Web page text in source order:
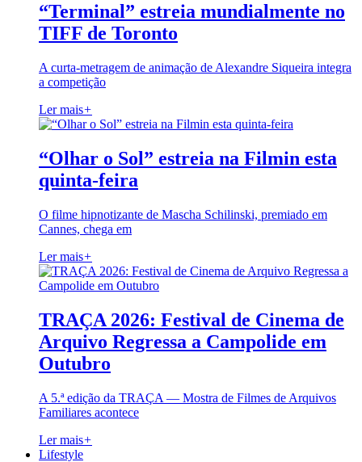
“Terminal” estreia mundialmente no
TIFF de Toronto
A curta-metragem de animação de Alexandre Siqueira integra
a competição
Ler mais+
“Olhar o Sol” estreia na Filmin esta
quinta-feira
O filme hipnotizante de Mascha Schilinski, premiado em
Cannes, chega em
Ler mais+
TRAÇA 2026: Festival de Cinema de
Arquivo Regressa a Campolide em
Outubro
A 5.ª edição da TRAÇA — Mostra de Filmes de Arquivos
Familiares acontece
Ler mais+
Lifestyle